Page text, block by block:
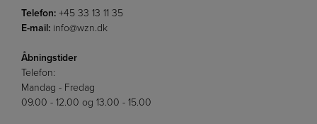
Telefon:+45 33 13 11 35
E-mail: info@wzn.dk
Åbningstider
Telefon:
Mandag - Fredag
09.00 - 12.00 og 13.00 - 15.00